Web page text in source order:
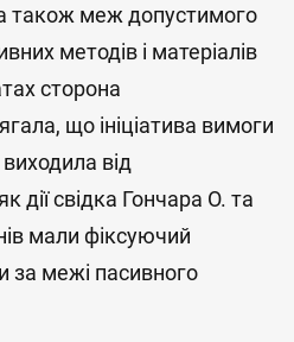
а також меж допустимого
методів і матеріалів
сторона
що ініціатива вимоги
від
дії свідка Гончара О. та
мали фіксуючий
за межі пасивного